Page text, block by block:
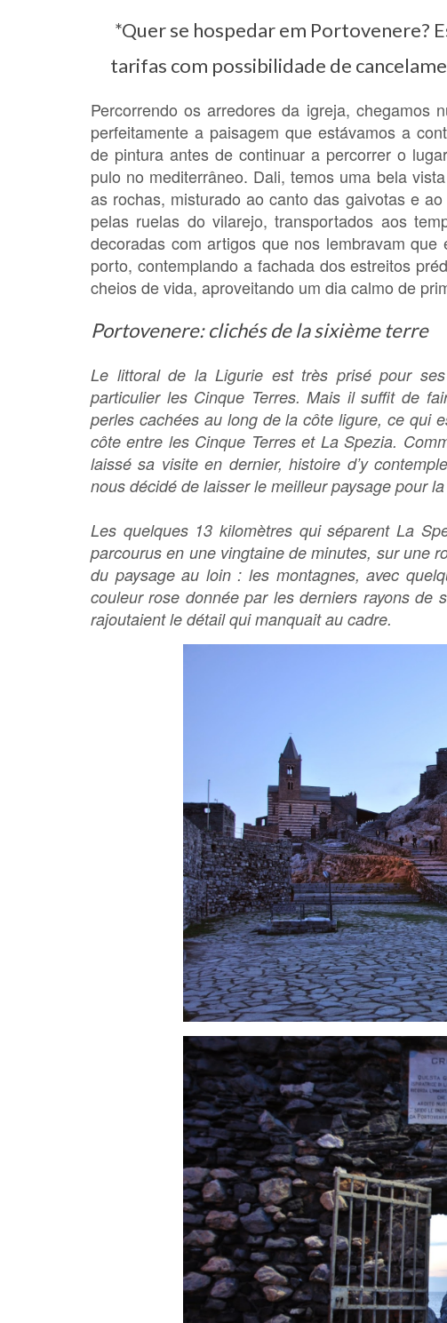
*Quer se hospedar em Portovenere?
tarifas com possibilidade de
Percorrendo os arredores da igreja, chegamos
perfeitamente a paisagem que estávamos a
de pintura antes de continuar a percorrer o
pulo no mediterrâneo. Dali, temos uma bela
as rochas, misturado ao canto das gaivotas e
pelas ruelas do vilarejo, transportados aos
decoradas com artigos que nos lembravam
porto, contemplando a fachada dos estreitos
cheios de vida, aproveitando um dia calmo de
Portovenere: clichés de la sixième terre
Le littoral de la Ligurie est très prisé pour
particulier les Cinque Terres. Mais il suffit de
perles cachées au long de la côte ligure, ce qui
côte entre les Cinque Terres et La Spezia.
laissé sa visite en dernier, histoire d’y
nous décidé de laisser le meilleur paysage pour la
Les quelques 13 kilomètres qui séparent La
parcourus en une vingtaine de minutes, sur une
du paysage au loin : les montagnes, avec
couleur rose donnée par les derniers rayons
rajoutaient le détail qui manquait au cadre.